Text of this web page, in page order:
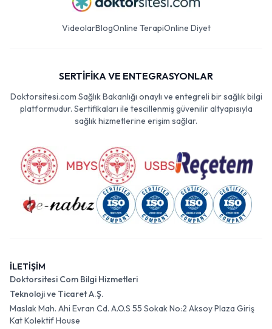
VideolarBlogOnline TerapiOnline Diyet
SERTİFİKA VE ENTEGRASYONLAR
Doktorsitesi.com Sağlık Bakanlığı onaylı ve entegreli bir sağlık bilgi
platformudur. Sertifikaları ile tescillenmiş güvenilir altyapısıyla
sağlık hizmetlerine erişim sağlar.
İLETİŞİM
Doktorsitesi Com Bilgi Hizmetleri
Teknoloji ve Ticaret A.Ş.
Maslak Mah. Ahi Evran Cd. A.O.S 55 Sokak No:2 Aksoy Plaza Giriş
Kat Kolektif House